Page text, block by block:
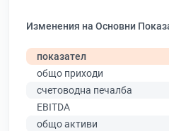
Изменения на Основни
показател
общо приходи
счетоводна печалба
EBITDA
общо активи